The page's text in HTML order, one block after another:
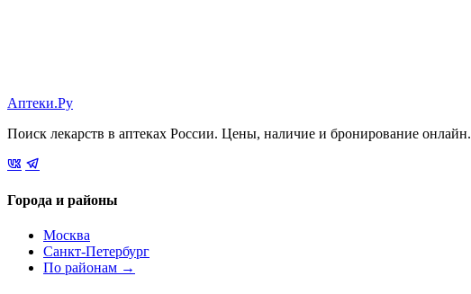
Аптеки.Ру
Поиск лекарств в аптеках России. Цены, наличие и бронирование онлайн.
Города и районы
Москва
Санкт-Петербург
По районам →